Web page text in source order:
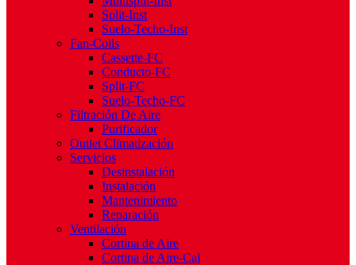
Split-Inst
Suelo-Techo-Inst
Fan-Coils
Cassette-FC
Conducto-FC
Split-FC
Suelo-Techo-FC
Filtración De Aire
Purificador
Outlet Climatización
Servicios
Desinstalación
Instalación
Mantenimiento
Reparación
Ventilación
Cortina de Aire
Cortina de Aire-Cal